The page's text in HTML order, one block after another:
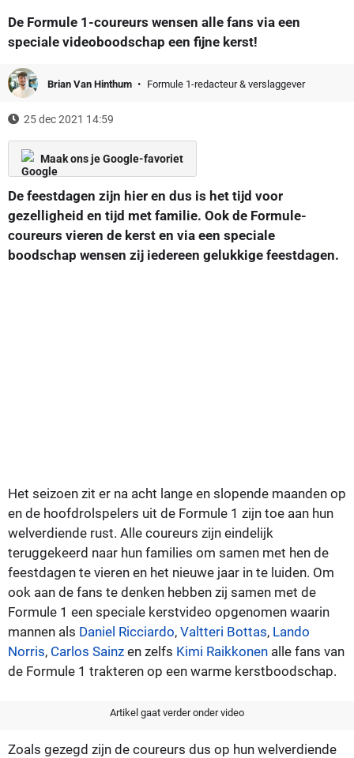
De Formule 1-coureurs wensen alle fans via een
speciale videoboodschap een fijne kerst!
Brian Van Hinthum Formule 1-redacteur & verslaggever
25 dec 2021 14:59
Maak ons je Google-favoriet
De feestdagen zijn hier en dus is het tijd voor
gezelligheid en tijd met familie. Ook de Formule-
coureurs vieren de kerst en via een speciale
boodschap wensen zij iedereen gelukkige feestdagen.
Het seizoen zit er na acht lange en slopende maanden op
en de hoofdrolspelers uit de Formule 1 zijn toe aan hun
welverdiende rust. Alle coureurs zijn eindelijk
teruggekeerd naar hun families om samen met hen de
feestdagen te vieren en het nieuwe jaar in te luiden. Om
ook aan de fans te denken hebben zij samen met de
Formule 1 een speciale kerstvideo opgenomen waarin
mannen als Daniel Ricciardo, Valtteri Bottas, Lando
Norris, Carlos Sainz en zelfs Kimi Raikkonen alle fans van
de Formule 1 trakteren op een warme kerstboodschap.
Artikel gaat verder onder video
Zoals gezegd zijn de coureurs dus op hun welverdiende